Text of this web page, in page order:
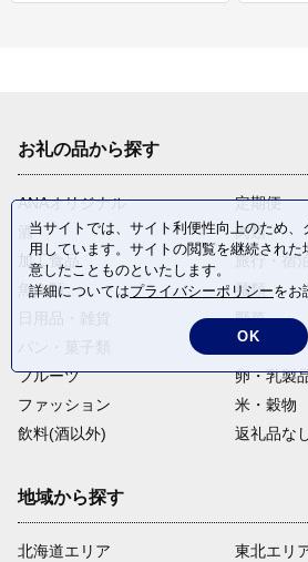
お礼の品から探す
ANAオリジナル
定期便
酒
肉類
加工食品
旅行・宿
魚介類
麺類
野菜
電化製品
フルーツ
卵・乳製
ファッション
米・穀物
飲料(酒以外)
返礼品な
地域から探す
北海道エリア
東北エリ
当サイトでは、サイト利便性向上のため
用しています。サイトの閲覧を継続された
意したことものといたします。
詳細についてはプライバシーポリシーをお
OK